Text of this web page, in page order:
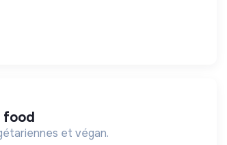
food
et végan.